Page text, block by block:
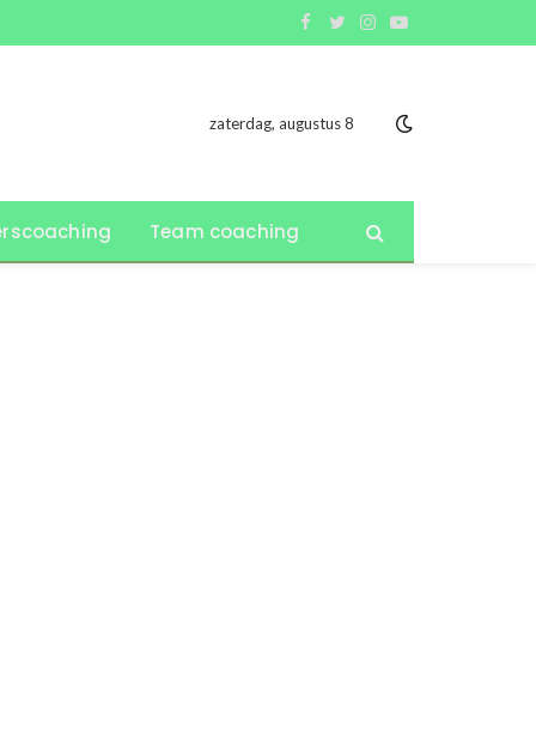
Facebook
TwitterInstagram
YouTube
zaterdag, augustus 8
Team coaching